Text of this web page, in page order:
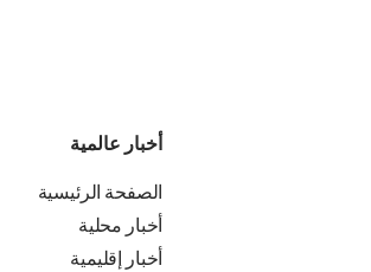
أخبار عالمية
الصفحة الرئيسية
أخبار محلية
أخبار إقليمية